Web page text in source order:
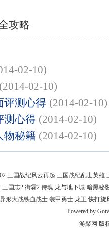
攻略
02-10)
(2014-02-10)
评测心得 (2014-02-10)
测心得 (2014-02-10)
物秘籍 (2014-02-10)
三国战纪风云再起 三国战纪乱世英雄
三国志2 街霸2 侍魂 龙与地下城-暗黑秘
异形大战铁血战士 装甲勇士 龙王 快打旋
Powered by
游聚网 版